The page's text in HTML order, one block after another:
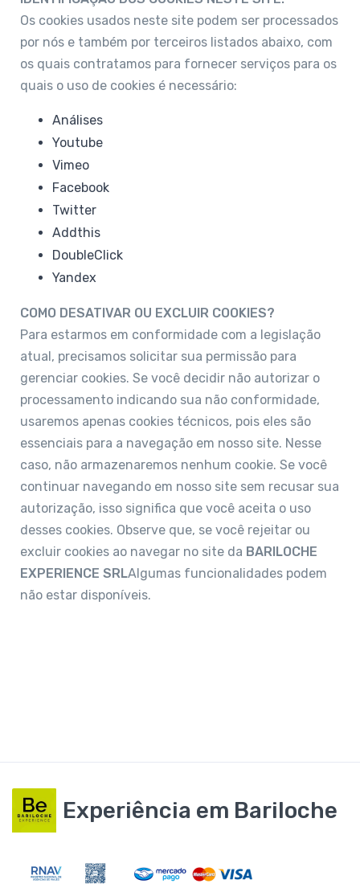
Os cookies usados neste site podem ser processados
por nós e também por terceiros listados abaixo, com
os quais contratamos para fornecer serviços para os
quais o uso de cookies é necessário:
Análises
Youtube
Vimeo
Facebook
Twitter
Addthis
DoubleClick
Yandex
COMO DESATIVAR OU EXCLUIR COOKIES?
Para estarmos em conformidade com a legislação
atual, precisamos solicitar sua permissão para
gerenciar cookies. Se você decidir não autorizar o
processamento indicando sua não conformidade,
usaremos apenas cookies técnicos, pois eles são
essenciais para a navegação em nosso site. Nesse
caso, não armazenaremos nenhum cookie. Se você
continuar navegando em nosso site sem recusar sua
autorização, isso significa que você aceita o uso
desses cookies. Observe que, se você rejeitar ou
excluir cookies ao navegar no site da BARILOCHE
EXPERIENCE SRLAlgumas funcionalidades podem
não estar disponíveis.
Experiência em Bariloche